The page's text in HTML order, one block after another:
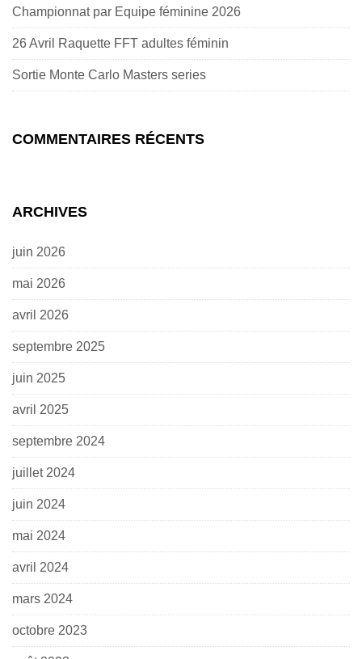
Championnat par Equipe féminine 2026
26 Avril Raquette FFT adultes féminin
Sortie Monte Carlo Masters series
COMMENTAIRES RÉCENTS
ARCHIVES
juin 2026
mai 2026
avril 2026
septembre 2025
juin 2025
avril 2025
septembre 2024
juillet 2024
juin 2024
mai 2024
avril 2024
mars 2024
octobre 2023